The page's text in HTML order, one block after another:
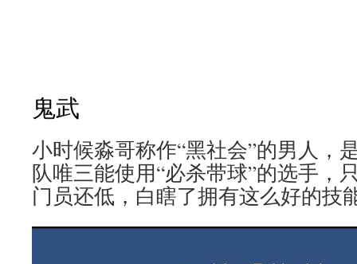
鬼武
小时候淼哥称作“黑社会”的男人，
队唯三能使用“必杀带球”的选手，
门员还低，白瞎了拥有这么好的技